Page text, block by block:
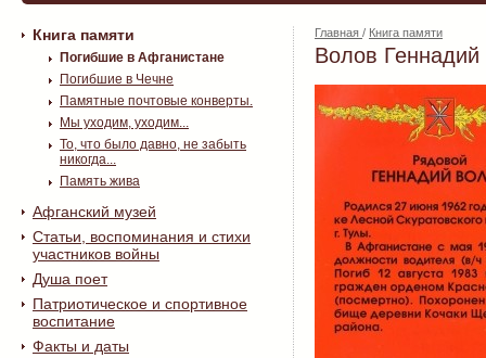
Книга памяти
Погибшие в Афганистане
Погибшие в Чечне
Памятные почтовые конверты.
Мы уходим, уходим...
То, что было давно, не забыть
никогда...
Память жива
Афганский музей
Статьи, воспоминания и стихи
участников войны
Душа поет
Патриотическое и спортивное
воспитание
Факты и даты
Главная / Книга памяти
Волов Геннадий